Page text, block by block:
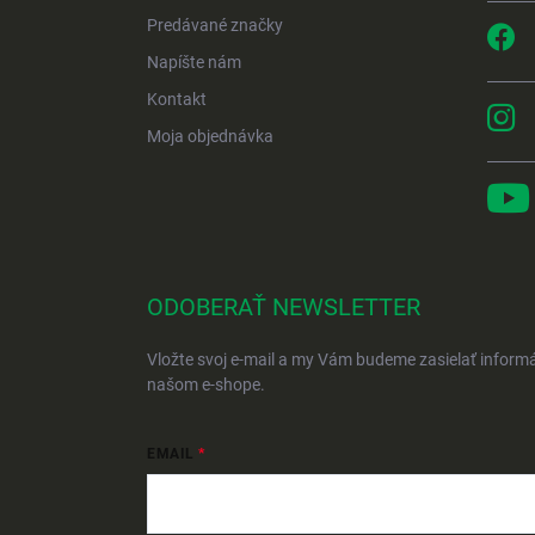
Predávané značky
Napíšte nám
Kontakt
Moja objednávka
ODOBERAŤ NEWSLETTER
Vložte svoj e-mail a my Vám budeme zasielať
našom e-shope.
EMAIL